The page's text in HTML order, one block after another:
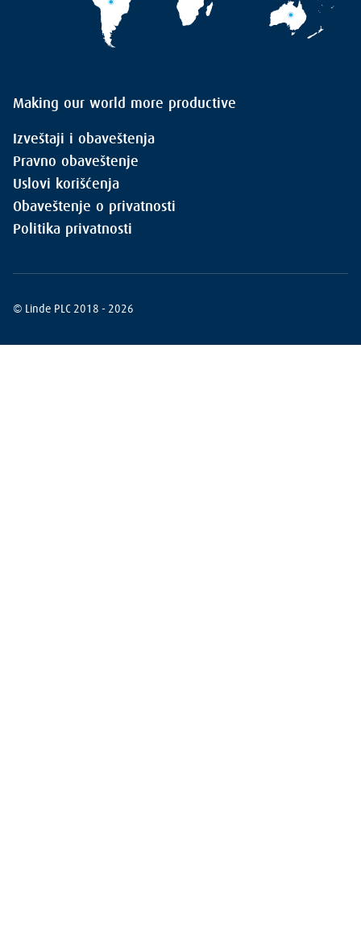
Making our world more productive
Izveštaji i obaveštenja
Pravno obaveštenje
Uslovi korišćenja
Obaveštenje o privatnosti
Politika privatnosti
© Linde PLC 2018 - 2026